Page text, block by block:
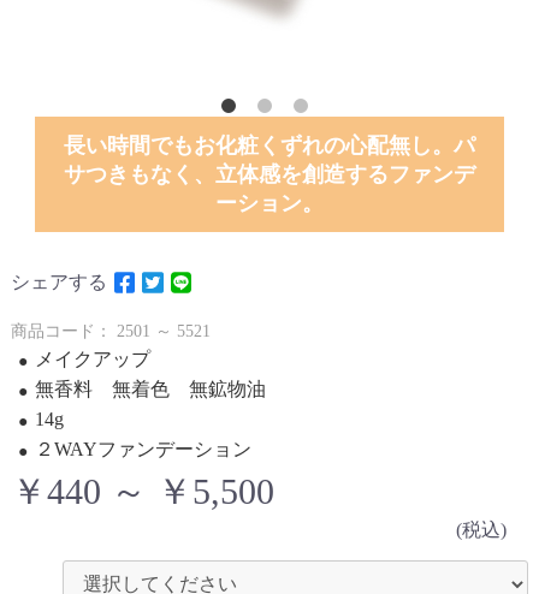
長い時間でもお化粧くずれの心配無し。パ
サつきもなく、立体感を創造するファンデ
ーション。
シェアする
商品コード： 2501 ～ 5521
メイクアップ
無香料 無着色 無鉱物油
14g
２WAYファンデーション
￥440 ～ ￥5,500
(税込)